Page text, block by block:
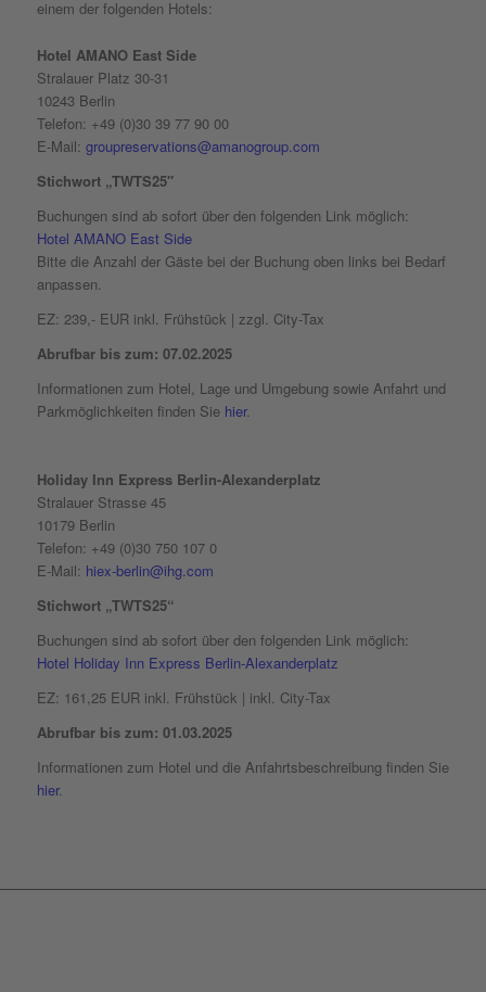
einem der folgenden Hotels:
Hotel AMANO East Side
Stralauer Platz 30-31
10243 Berlin
Telefon: +49 (0)30 39 77 90 00
E-Mail: groupreservations@amanogroup.com
Stichwort „TWTS25″
Buchungen sind ab sofort über den folgenden Link möglich:
Hotel AMANO East Side
Bitte die Anzahl der Gäste bei der Buchung oben links bei Bedarf
anpassen.
EZ: 239,- EUR inkl. Frühstück | zzgl. City-Tax
Abrufbar bis zum: 07.02.2025
Informationen zum Hotel, Lage und Umgebung sowie Anfahrt und
Parkmöglichkeiten finden Sie hier.
Holiday Inn Express Berlin-Alexanderplatz
Stralauer Strasse 45
10179 Berlin
Telefon: +49 (0)30 750 107 0
E-Mail: hiex-berlin@ihg.com
Stichwort „TWTS25“
Buchungen sind ab sofort über den folgenden Link möglich:
Hotel Holiday Inn Express Berlin-Alexanderplatz
EZ: 161,25 EUR inkl. Frühstück | inkl. City-Tax
Abrufbar bis zum: 01.03.2025
Informationen zum Hotel und die Anfahrtsbeschreibung finden Sie
hier.